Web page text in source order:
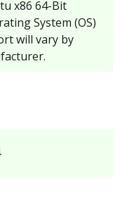
x86 64-Bit
System (OS)
will vary by